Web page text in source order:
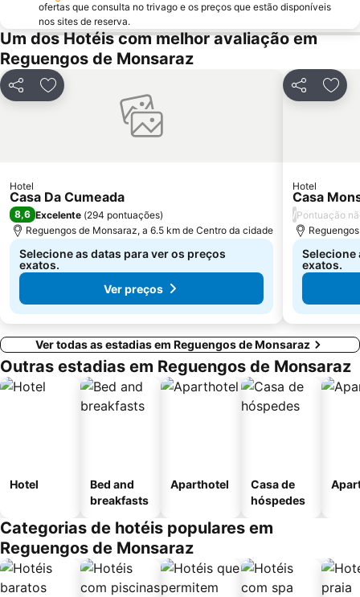
ofertas que consulta no trivago e os preços que estão disponíveis
nos sites de reserva.
Um dos Hotéis com melhor avaliação em
Reguengos de Monsaraz
PartilharAdicionar aos favoritos
Hotel
Casa Da Cumeada
8,6 Excelente (294 pontuações)
Reguengos de Monsaraz, a 6.5 km de Centro da cidade
Selecione as datas para ver os preços
exatos.
Ver preços
Partilhar
Hotel
Casa
/Pontuação
Selecione
exatos.
Ver todas as estadias em Reguengos de Monsaraz
Outras estadias em Reguengos de Monsaraz
Hotel
Bed and
breakfasts
Aparthotel
Casa de
hóspedes
Categorias de hotéis populares em
Reguengos de Monsaraz